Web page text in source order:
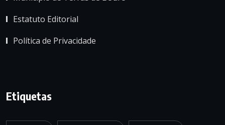
Estatuto Editorial
Política de Privacidade
Etiquetas